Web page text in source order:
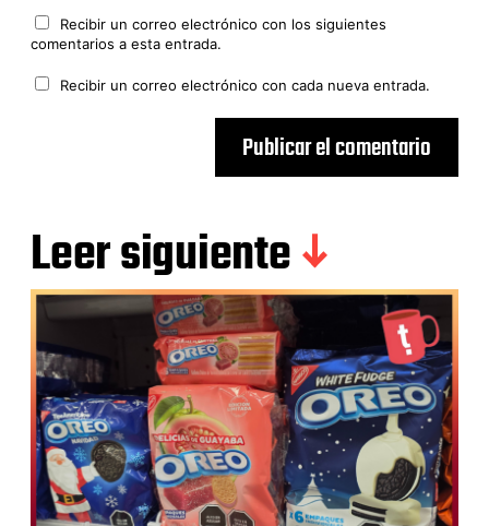
Recibir un correo electrónico con los siguientes
comentarios a esta entrada.
Recibir un correo electrónico con cada nueva entrada.
Leer siguiente